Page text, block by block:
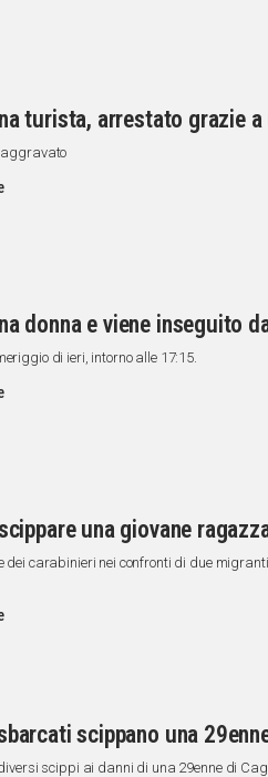
turista, arrestato grazie
aggravato
donna e viene inseguito
di ieri, intorno alle 17:15.
una giovane
dei carabinieri nei confronti di due
scippano una
scippi ai danni di una 29enne di